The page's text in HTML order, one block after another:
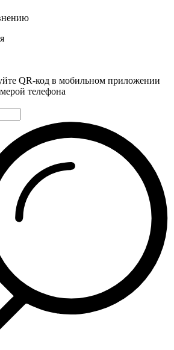
QR-код в мобильном приложении
телефона